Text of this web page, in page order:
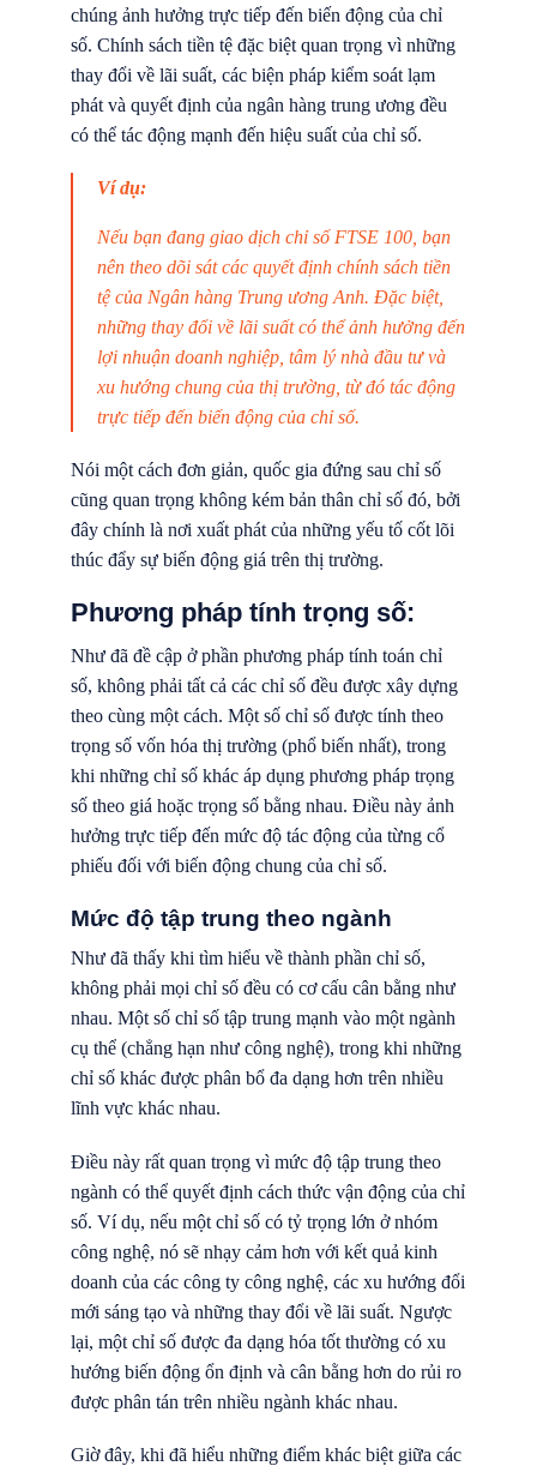
chúng ảnh hưởng trực tiếp đến biến động của chỉ
số. Chính sách tiền tệ đặc biệt quan trọng vì những
thay đổi về lãi suất, các biện pháp kiểm soát lạm
phát và quyết định của ngân hàng trung ương đều
có thể tác động mạnh đến hiệu suất của chỉ số.
Ví dụ:
Nếu bạn đang giao dịch chỉ số FTSE 100, bạn
nên theo dõi sát các quyết định chính sách tiền
tệ của Ngân hàng Trung ương Anh. Đặc biệt,
những thay đổi về lãi suất có thể ảnh hưởng đến
lợi nhuận doanh nghiệp, tâm lý nhà đầu tư và
xu hướng chung của thị trường, từ đó tác động
trực tiếp đến biến động của chỉ số.
Nói một cách đơn giản, quốc gia đứng sau chỉ số
cũng quan trọng không kém bản thân chỉ số đó, bởi
đây chính là nơi xuất phát của những yếu tố cốt lõi
thúc đẩy sự biến động giá trên thị trường.
Phương pháp tính trọng số:
Như đã đề cập ở phần phương pháp tính toán chỉ
số, không phải tất cả các chỉ số đều được xây dựng
theo cùng một cách. Một số chỉ số được tính theo
trọng số vốn hóa thị trường (phổ biến nhất), trong
khi những chỉ số khác áp dụng phương pháp trọng
số theo giá hoặc trọng số bằng nhau. Điều này ảnh
hưởng trực tiếp đến mức độ tác động của từng cổ
phiếu đối với biến động chung của chỉ số.
Mức độ tập trung theo ngành
Như đã thấy khi tìm hiểu về thành phần chỉ số,
không phải mọi chỉ số đều có cơ cấu cân bằng như
nhau. Một số chỉ số tập trung mạnh vào một ngành
cụ thể (chẳng hạn như công nghệ), trong khi những
chỉ số khác được phân bổ đa dạng hơn trên nhiều
lĩnh vực khác nhau.
Điều này rất quan trọng vì mức độ tập trung theo
ngành có thể quyết định cách thức vận động của chỉ
số. Ví dụ, nếu một chỉ số có tỷ trọng lớn ở nhóm
công nghệ, nó sẽ nhạy cảm hơn với kết quả kinh
doanh của các công ty công nghệ, các xu hướng đổi
mới sáng tạo và những thay đổi về lãi suất. Ngược
lại, một chỉ số được đa dạng hóa tốt thường có xu
hướng biến động ổn định và cân bằng hơn do rủi ro
được phân tán trên nhiều ngành khác nhau.
Giờ đây, khi đã hiểu những điểm khác biệt giữa các